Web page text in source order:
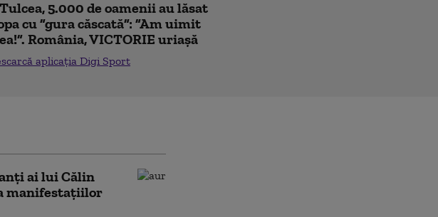
5.000 de oamenii au lăsat
cu ”gura căscată”: ”Am uimit
România, VICTORIE uriașă
aplicația Digi Sport
ai lui Călin
manifestațiilor